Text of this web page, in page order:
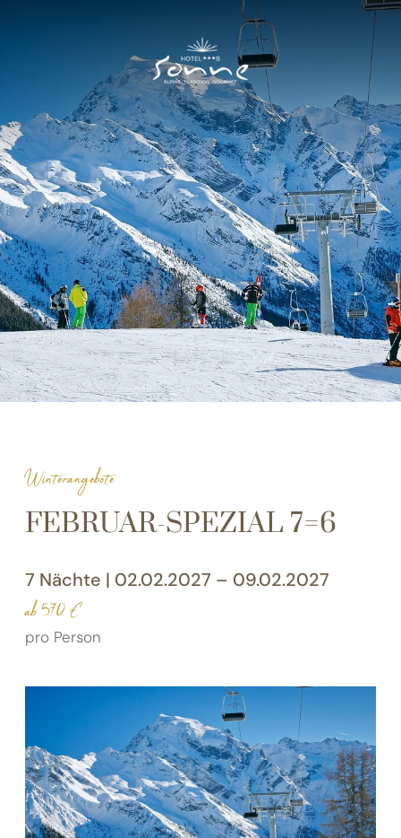
Hotel Sonne
Zimmer & Preise
Zimmer
Preise
Angebote
Inklusivleistungen
Neue Residence
Gut zu wissen
III Kulinarik
IV Sommer
VI Wellness
Bildergalerie
Winterangebote
FEBRUAR-SPEZIAL 7=6
7 Nächte | 02.02.2027 – 09.02.2027
ab 570 €
pro Person